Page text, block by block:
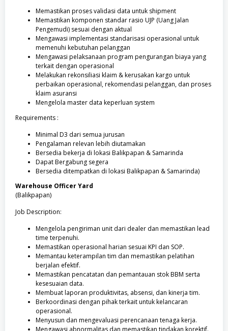
Memastikan proses validasi data untuk shipment
Memastikan komponen standar rasio UJP (Uang Jalan
Pengemudi) sesuai dengan aktual
Mengawasi implementasi standarisasi operasional untuk
memenuhi kebutuhan pelanggan
Mengawasi pelaksanaan program pengurangan biaya yang
terkait dengan operasional
Melakukan rekonsiliasi klaim & kerusakan kargo untuk
perbaikan operasional, rekomendasi pelanggan, dan proses
klaim asuransi
Mengelola master data keperluan system
Requirements :
Minimal D3 dari semua jurusan
Pengalaman relevan lebih diutamakan
Bersedia bekerja di lokasi Balikpapan & Samarinda
Dapat Bergabung segera
Bersedia ditempatkan di lokasi Balikpapan & Samarinda)
Warehouse Officer Yard
(Balikpapan)
Job Description:
Mengelola pengiriman unit dari dealer dan memastikan lead
time terpenuhi.
Memastikan operasional harian sesuai KPI dan SOP.
Memantau keterampilan tim dan memastikan pelatihan
berjalan efektif.
Memastikan pencatatan dan pemantauan stok BBM serta
kesesuaian data.
Membuat laporan produktivitas, absensi, dan kinerja tim.
Berkoordinasi dengan pihak terkait untuk kelancaran
operasional.
Menyusun dan mengevaluasi perencanaan tenaga kerja.
Mengawasi abnormalitas dan memastikan tindakan korektif.